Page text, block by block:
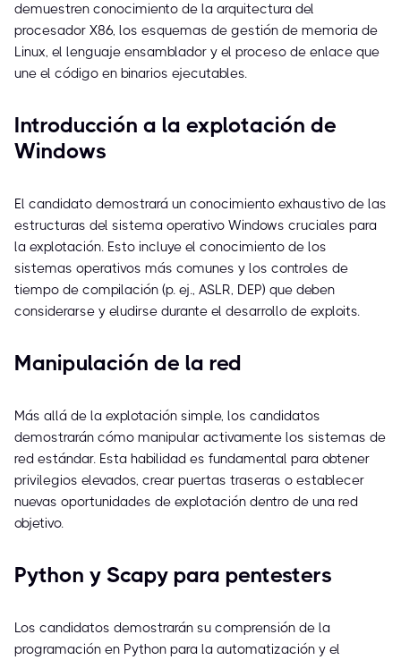
demuestren conocimiento de la arquitectura del
procesador X86, los esquemas de gestión de memoria de
Linux, el lenguaje ensamblador y el proceso de enlace que
une el código en binarios ejecutables.
Introducción a la explotación de
Windows
El candidato demostrará un conocimiento exhaustivo de las
estructuras del sistema operativo Windows cruciales para
la explotación. Esto incluye el conocimiento de los
sistemas operativos más comunes y los controles de
tiempo de compilación (p. ej., ASLR, DEP) que deben
considerarse y eludirse durante el desarrollo de exploits.
Manipulación de la red
Más allá de la explotación simple, los candidatos
demostrarán cómo manipular activamente los sistemas de
red estándar. Esta habilidad es fundamental para obtener
privilegios elevados, crear puertas traseras o establecer
nuevas oportunidades de explotación dentro de una red
objetivo.
Python y Scapy para pentesters
Los candidatos demostrarán su comprensión de la
programación en Python para la automatización y el